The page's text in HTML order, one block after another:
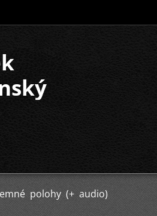
polohy (+ audio)